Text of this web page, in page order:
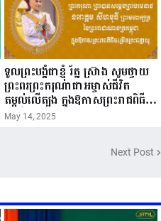
ទូលព្រះបង្គំជាខ្ញុំ រ័ត្ន ស្រ៊ាង សូមថ្វាយ
ព្រះពរព្រះករុណាជាអម្ចាស់ជីវិត
តម្កល់លើត្បូង ក្នុងឱកាសព្រះរាជពិធី
ចម្រើនព្រះជន្ម គម្រប់ខួប៧២ យាងចូល
May 14, 2025
Next Post